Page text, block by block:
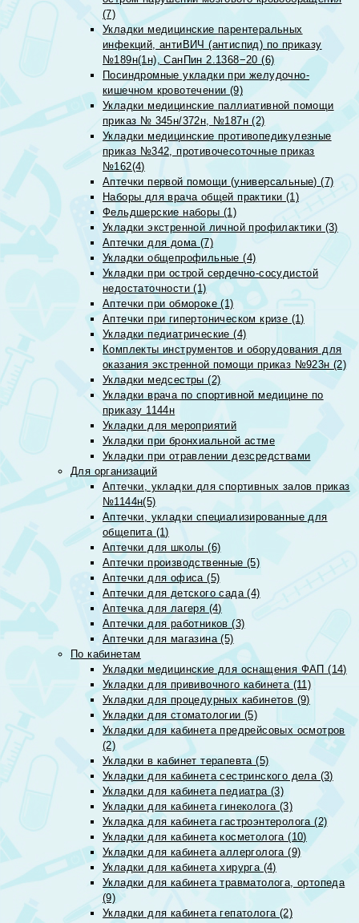
(7)
Укладки медицинские парентеральных
инфекций, антиВИЧ (антиспид) по приказу
№189н(1н), СанПин 2.1368−20 (6)
Посиндромные укладки при желудочно-
кишечном кровотечении (9)
Укладки медицинские паллиативной помощи
приказ № 345н/372н, №187н (2)
Укладки медицинские противопедикулезные
приказ №342, противочесоточные приказ
№162(4)
Аптечки первой помощи (универсальные) (7)
Наборы для врача общей практики (1)
Фельдшерские наборы (1)
Укладки экстренной личной профилактики (3)
Аптечки для дома (7)
Укладки общепрофильные (4)
Укладки при острой сердечно-сосудистой
недостаточности (1)
Аптечки при обмороке (1)
Аптечки при гипертоническом кризе (1)
Укладки педиатрические (4)
Комплекты инструментов и оборудования для
оказания экстренной помощи приказ №923н (2)
Укладки медсестры (2)
Укладки врача по спортивной медицине по
приказу 1144н
Укладки для мероприятий
Укладки при бронхиальной астме
Укладки при отравлении дезсредствами
Для организаций
Аптечки, укладки для спортивных залов приказ
№1144н(5)
Аптечки, укладки специализированные для
общепита (1)
Аптечки для школы (6)
Аптечки производственные (5)
Аптечки для офиса (5)
Аптечки для детского сада (4)
Аптечка для лагеря (4)
Аптечки для работников (3)
Аптечки для магазина (5)
По кабинетам
Укладки медицинские для оснащения ФАП (14)
Укладки для прививочного кабинета (11)
Укладки для процедурных кабинетов (9)
Укладки для стоматологии (5)
Укладки для кабинета предрейсовых осмотров
(2)
Укладки в кабинет терапевта (5)
Укладки для кабинета сестринского дела (3)
Укладки для кабинета педиатра (3)
Укладки для кабинета гинеколога (3)
Укладка для кабинета гастроэнтеролога (2)
Укладки для кабинета косметолога (10)
Укладки для кабинета аллерголога (9)
Укладки для кабинета хирурга (4)
Укладки для кабинета травматолога, ортопеда
(9)
Укладки для кабинета гепатолога (2)